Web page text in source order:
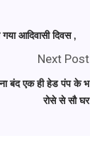
आदिवासी दिवस ,
Next Post
बंद एक ही हेड पंप के भ
रोसे से सौ घर